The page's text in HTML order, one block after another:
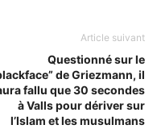
Article suivant
Questionné sur le
de Griezmann, il
fallu que 30 secondes
à Valls pour dériver sur
l’Islam et les musulmans